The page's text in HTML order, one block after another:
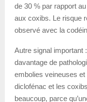
de 30 % par rapport
aux coxibs. Le risque
observé avec la
Autre signal important
davantage de
embolies veineuses
diclofénac et les
beaucoup, parce